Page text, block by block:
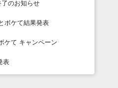
のお知らせ
ボケて結果発表
ケて キャンペーン
表